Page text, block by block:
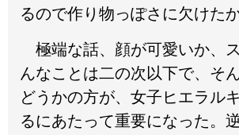
るので作り物っぽさに欠けたか
極端な話、顔が可愛いか、
んなことは二の次以下で、そ
どうかの方が、女子ヒエラル
るにあたって重要になった。